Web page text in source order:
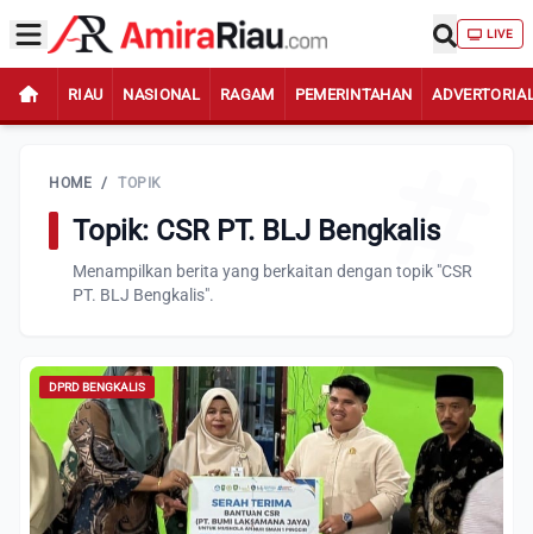
LIVE
RIAU NASIONAL RAGAM PEMERINTAHAN
HOME / TOPIK
Topik: CSR PT. BLJ Bengkalis
Menampilkan berita yang berkaitan dengan topik "CSR
PT. BLJ Bengkalis".
DPRD BENGKALIS